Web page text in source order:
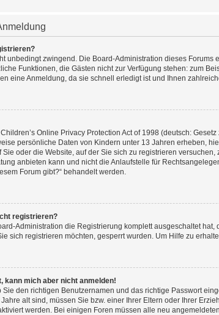
unbedingt zwingend. Die Board-Administration dieses
Funktionen, die Gästen nicht zur Verfügung stehen: zum
eine Anmeldung, da sie schnell erledigt ist und Ihnen
Online Privacy Protection Act of 1998 (deutsch:
persönliche Daten von Kindern unter 13 Jahren erheben,
oder die Website, auf der Sie sich zu registrieren
anbieten kann und nicht die Anlaufstelle für
Forum gibt?“ behandelt werden.
registrieren?
Administration die Registrierung komplett ausgeschaltet
sich registrieren möchten, gesperrt wurden. Um Hilfe zu
kann mich aber nicht anmelden!
Sie den richtigen Benutzernamen und das richtige Passwort
alt sind, müssen Sie bzw. einer Ihrer Eltern oder Ihrer
werden. Bei einigen Foren müssen alle neu